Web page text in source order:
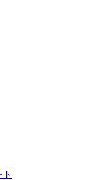
|